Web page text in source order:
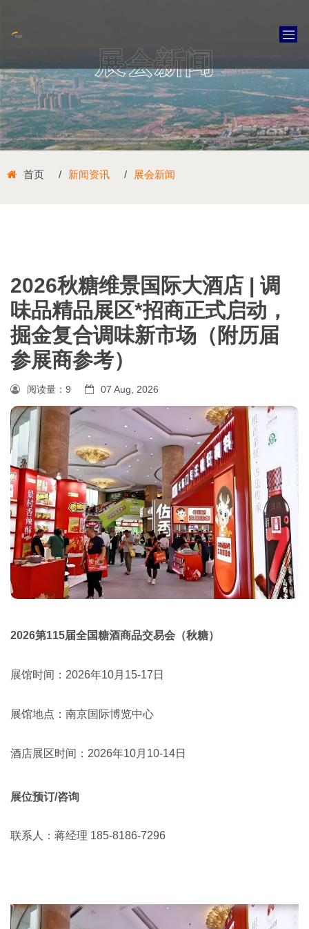
展会新闻
首页 新闻资讯 展会新闻
2026秋糖维景国际大酒店 | 调
味品精品展区*招商正式启动，
掘金复合调味新市场（附历届
参展商参考）
阅读量： 9 07 Aug, 2026
2026第115届全国糖酒商品交易会 （秋糖）
展馆时间：2026年10月15-17日
展馆地点： 南京国际博览中心
酒店展区时间： 2026年10月10-14日
展位预订/咨询
联系人：蒋经理 185-8186-7296